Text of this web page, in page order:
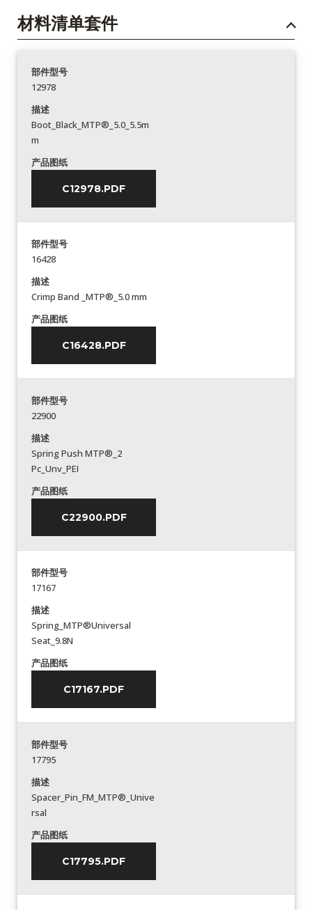
材料清单套件
部件型号
12978
描述
Boot_Black_MTP®_5.0_5.5m
m
产品图纸
C12978.PDF
部件型号
16428
描述
Crimp Band _MTP®_5.0 mm
产品图纸
C16428.PDF
部件型号
22900
描述
Spring Push MTP®_2
Pc_Unv_PEI
产品图纸
C22900.PDF
部件型号
17167
描述
Spring_MTP®Universal
Seat_9.8N
产品图纸
C17167.PDF
部件型号
17795
描述
Spacer_Pin_FM_MTP®_Unive
rsal
产品图纸
C17795.PDF